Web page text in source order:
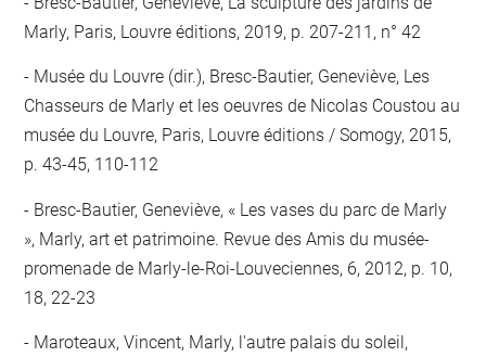
Marly, Paris, Louvre éditions, 2019, p. 207-211, n° 42
Musée du Louvre (dir.), Bresc-Bautier, Geneviève, Les
Chasseurs de Marly et les oeuvres de Nicolas Coustou au
musée du Louvre, Paris, Louvre éditions / Somogy, 2015,
p. 43-45, 110-112
Bresc-Bautier, Geneviève, « Les vases du parc de Marly
», Marly, art et patrimoine. Revue des Amis du musée-
promenade de Marly-le-Roi-Louveciennes, 6, 2012, p. 10,
18, 22-23
Maroteaux, Vincent, Marly, l'autre palais du soleil,